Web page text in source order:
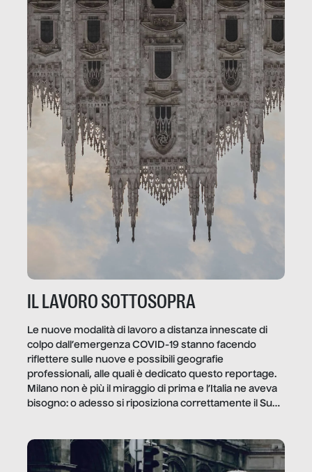
IL LAVORO SOTTOSOPRA
Le nuove modalità di lavoro a distanza innescate di
colpo dall’emergenza COVID-19 stanno facendo
riflettere sulle nuove e possibili geografie
professionali, alle quali è dedicato questo reportage.
Milano non è più il miraggio di prima e l’Italia ne aveva
bisogno: o adesso si riposiziona correttamente il Sud